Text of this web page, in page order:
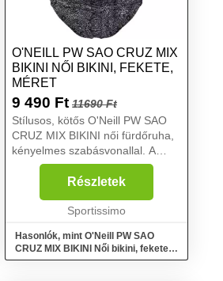
O'NEILL PW SAO CRUZ MIX
BIKINI NŐI BIKINI, FEKETE,
MÉRET
9 490 Ft 11690 Ft
Stílusos, kötős O'Neill PW SAO
CRUZ MIX BIKINI női fürdőruha,
kényelmes szabásvonallal. A
nagyobb kényelem érdekében
gyorsan száradó HyperDry
technológiával is rendelkezik,
tehát fürdés után hamar meg...
Részletek
Sportissimo
Hasonlók, mint O'Neill PW SAO
CRUZ MIX BIKINI Női bikini, fekete,
méret